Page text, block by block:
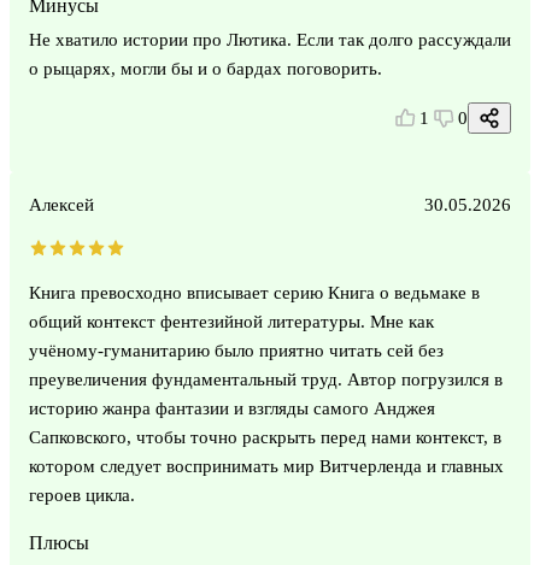
Минусы
Не хватило истории про Лютика. Если так долго рассуждали
о рыцарях, могли бы и о бардах поговорить.
1 0
Алексей 30.05.2026
Книга превосходно вписывает серию Книга о ведьмаке в
общий контекст фентезийной литературы. Мне как
учёному-гуманитарию было приятно читать сей без
преувеличения фундаментальный труд. Автор погрузился в
историю жанра фантазии и взгляды самого Анджея
Сапковского, чтобы точно раскрыть перед нами контекст, в
котором следует воспринимать мир Витчерленда и главных
героев цикла.
Плюсы